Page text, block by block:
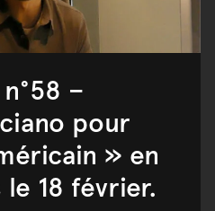
–
pour
» en
18 février.